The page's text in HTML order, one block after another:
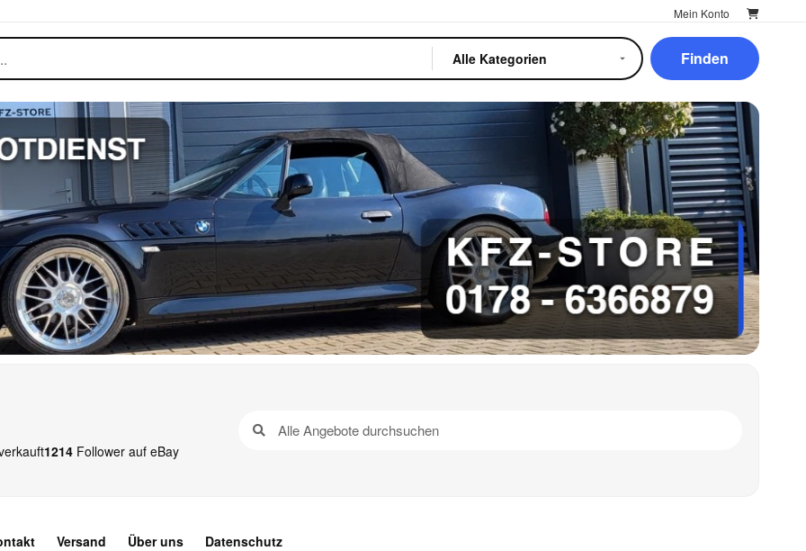
Mein Konto
Finden
1214 Follower auf eBay
Versand Über uns Datenschutz